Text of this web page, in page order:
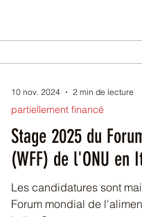
Stage 2025 du
(WFF) de l'ONU en
Les candidatures sont
Forum mondial de
partiellement financé
10 nov. 2024 2 min de lecture